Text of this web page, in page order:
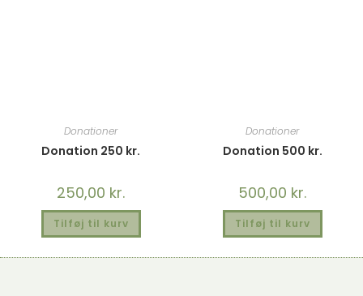
Donationer
Donation 250 kr.
250,00 kr.
Tilføj til kurv
Donationer
Donation 500 kr.
500,00 kr.
Tilføj til kurv